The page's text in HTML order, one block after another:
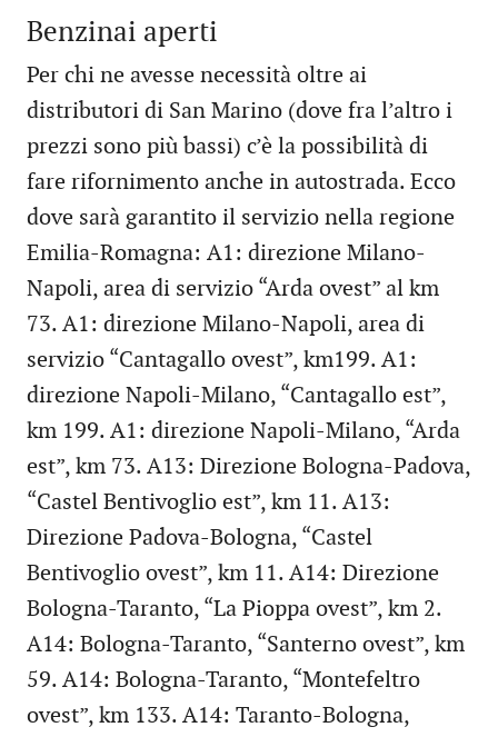
Benzinai aperti
Per chi ne avesse necessità oltre ai
distributori di San Marino (dove fra l’altro i
prezzi sono più bassi) c’è la possibilità di
fare rifornimento anche in autostrada. Ecco
dove sarà garantito il servizio nella regione
Emilia-Romagna: A1: direzione Milano-
Napoli, area di servizio “Arda ovest” al km
73. A1: direzione Milano-Napoli, area di
servizio “Cantagallo ovest”, km199. A1:
direzione Napoli-Milano, “Cantagallo est”,
km 199. A1: direzione Napoli-Milano, “Arda
est”, km 73. A13: Direzione Bologna-Padova,
“Castel Bentivoglio est”, km 11. A13:
Direzione Padova-Bologna, “Castel
Bentivoglio ovest”, km 11. A14: Direzione
Bologna-Taranto, “La Pioppa ovest”, km 2.
A14: Bologna-Taranto, “Santerno ovest”, km
59. A14: Bologna-Taranto, “Montefeltro
ovest”, km 133. A14: Taranto-Bologna,